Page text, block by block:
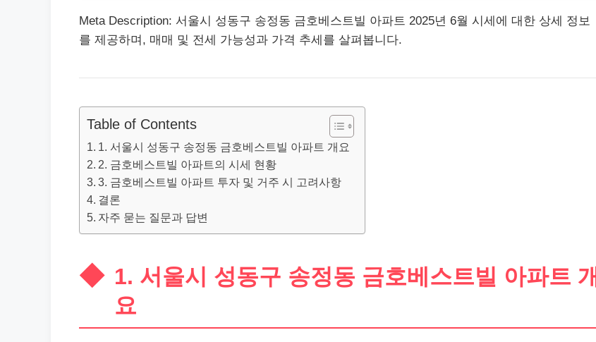
Meta Description: 서울시 성동구 송정동 금호베스트빌 아파트 2025년 6월 시세에 대한 상세 정보
를 제공하며, 매매 및 전세 가능성과 가격 추세를 살펴봅니다.
Table of Contents
1. 서울시 성동구 송정동 금호베스트빌 아파트 개요
2. 금호베스트빌 아파트의 시세 현황
3. 금호베스트빌 아파트 투자 및 거주 시 고려사항
결론
자주 묻는 질문과 답변
1. 서울시 성동구 송정동 금호베스트빌 아파트 개
요